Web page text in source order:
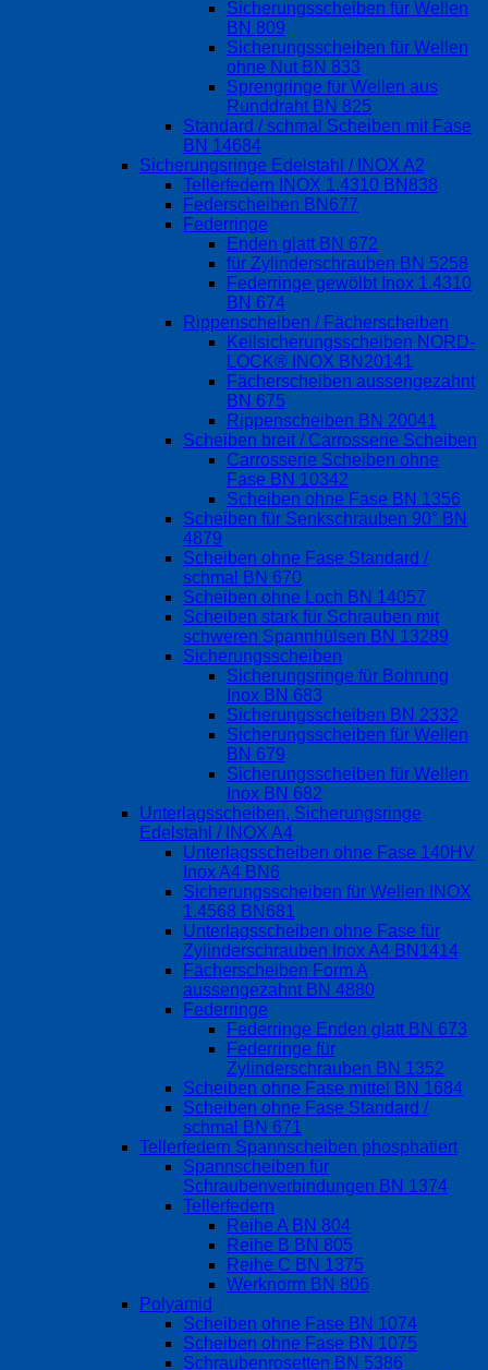
Sicherungsscheiben für Wellen
BN 809
Sicherungsscheiben für Wellen
ohne Nut BN 833
Sprengringe für Wellen aus
Runddraht BN 825
Standard / schmal Scheiben mit Fase
BN 14684
Sicherungsringe Edelstahl / INOX A2
Tellerfedern INOX 1.4310 BN838
Federscheiben BN677
Federringe
Enden glatt BN 672
für Zylinderschrauben BN 5258
Federringe gewölbt Inox 1.4310
BN 674
Rippenscheiben / Fächerscheiben
Keilsicherungsscheiben NORD-
LOCK® INOX BN20141
Fächerscheiben aussengezahnt
BN 675
Rippenscheiben BN 20041
Scheiben breit / Carrosserie Scheiben
Carrosserie Scheiben ohne
Fase BN 10342
Scheiben ohne Fase BN 1356
Scheiben für Senkschrauben 90° BN
4879
Scheiben ohne Fase Standard /
schmal BN 670
Scheiben ohne Loch BN 14057
Scheiben stark für Schrauben mit
schweren Spannhülsen BN 13289
Sicherungsscheiben
Sicherungsringe für Bohrung
Inox BN 683
Sicherungsscheiben BN 2332
Sicherungsscheiben für Wellen
BN 679
Sicherungsscheiben für Wellen
Inox BN 682
Unterlagsscheiben, Sicherungsringe
Edelstahl / INOX A4
Unterlagsscheiben ohne Fase 140HV
Inox A4 BN6
Sicherungsscheiben für Wellen INOX
1.4568 BN681
Unterlagsscheiben ohne Fase für
Zylinderschrauben Inox A4 BN1414
Fächerscheiben Form A
aussengezahnt BN 4880
Federringe
Federringe Enden glatt BN 673
Federringe für
Zylinderschrauben BN 1352
Scheiben ohne Fase mittel BN 1684
Scheiben ohne Fase Standard /
schmal BN 671
Tellerfedern Spannscheiben phosphatiert
Spannscheiben für
Schraubenverbindungen BN 1374
Tellerfedern
Reihe A BN 804
Reihe B BN 805
Reihe C BN 1375
Werknorm BN 806
Polyamid
Scheiben ohne Fase BN 1074
Scheiben ohne Fase BN 1075
Schraubenrosetten BN 5386